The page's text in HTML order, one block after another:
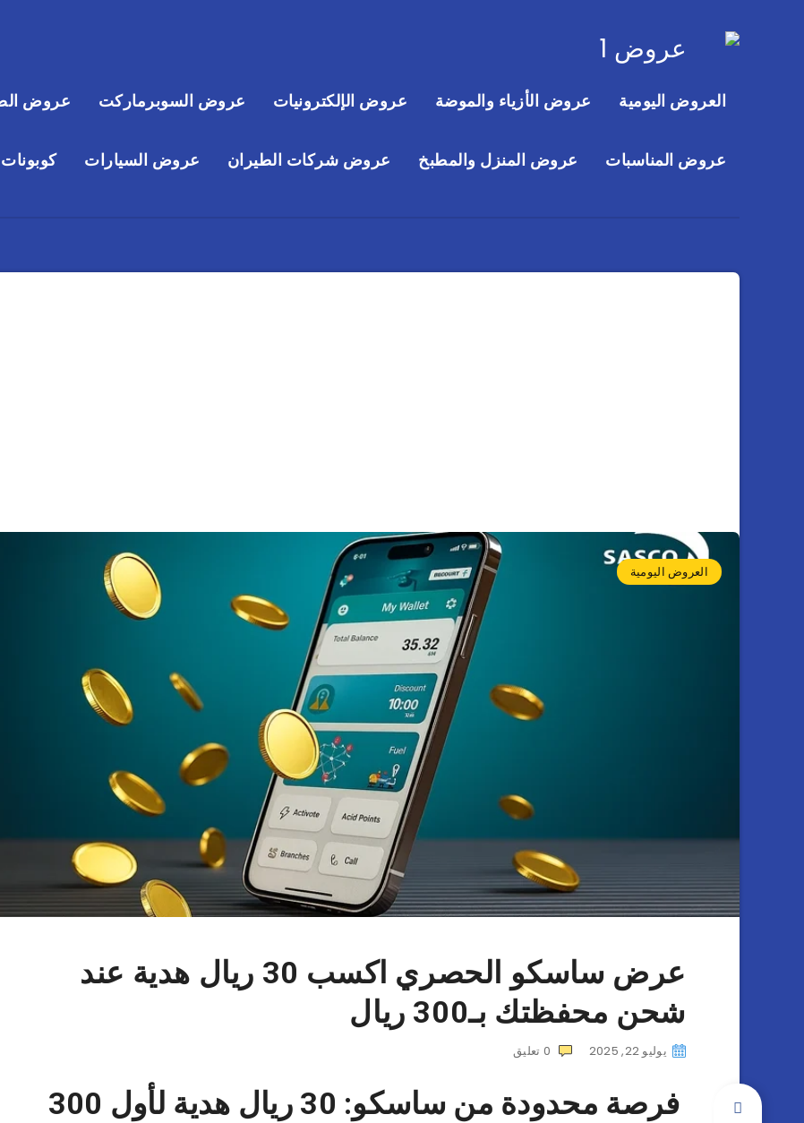
العروض اليومية عروض الأزياء والموضة عروض الإلكترونيات عروض السوبرماركت عروض
عروض المناسبات عروض المنزل والمطبخ عروض شركات الطيران عروض السيارات
العروض اليومية
عرض ساسكو الحصري اكسب 30 ريال هدية عند
شحن محفظتك بـ300 ريال
يوليو 22, 2025 0 تعليق
فرصة محدودة من ساسكو: 30 ريال هدية لأول 300